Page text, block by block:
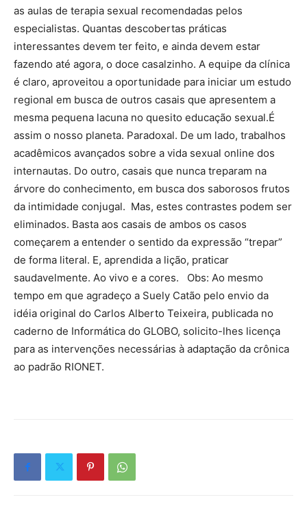
as aulas de terapia sexual recomendadas pelos
especialistas. Quantas descobertas práticas
interessantes devem ter feito, e ainda devem estar
fazendo até agora, o doce casalzinho. A equipe da clínica
é claro, aproveitou a oportunidade para iniciar um estudo
regional em busca de outros casais que apresentem a
mesma pequena lacuna no quesito educação sexual.É
assim o nosso planeta. Paradoxal. De um lado, trabalhos
acadêmicos avançados sobre a vida sexual online dos
internautas. Do outro, casais que nunca treparam na
árvore do conhecimento, em busca dos saborosos frutos
da intimidade conjugal. Mas, estes contrastes podem ser
eliminados. Basta aos casais de ambos os casos
começarem a entender o sentido da expressão “trepar”
de forma literal. E, aprendida a lição, praticar
saudavelmente. Ao vivo e a cores. Obs: Ao mesmo
tempo em que agradeço a Suely Catão pelo envio da
idéia original do Carlos Alberto Teixeira, publicada no
caderno de Informática do GLOBO, solicito-lhes licença
para as intervenções necessárias à adaptação da crônica
ao padrão RIONET.